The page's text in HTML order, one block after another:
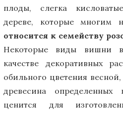
плоды, слегка
дереве, которые многим
относится к семейству
Некоторые виды вишни
качестве декоративных
обильного цветения
древесина определенных
ценится для